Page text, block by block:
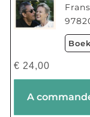
Boek
€ 24,00
A